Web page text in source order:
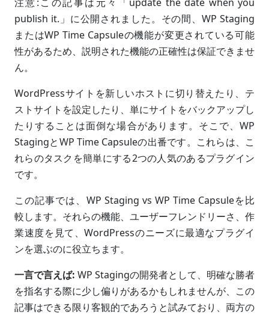
publish it.」に公開されました。その間、WP Staging
またはWP Time Capsuleの機能が変更されている可能
性があるため、説明された機能の正確性は保証できませ
ん。
WordPressサイトを新しいホストに切り替えたり、テ
ストサイトを設定したり、単にサイトをバックアップし
たりすることは面倒な場合があります。そこで、WP
StagingとWP Time Capsuleの出番です。これらは、こ
れらのタスクを簡単にする2つの人気のあるプラグイン
です。
この記事では、WP Staging vs WP Time Capsuleを比
較します。それらの機能、ユーザーフレンドリーさ、作
業速度を見て、WordPressのニーズに最適なプラグイ
ンを選ぶのに役立ちます。
一言で言えば: WP Stagingの開発者として、明確な勝者
を指名する際に少し偏りがあるかもしれませんが、この
記事はできる限り客観的であろうと試みており、両方の